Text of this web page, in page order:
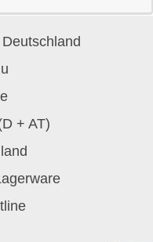
+ AT)